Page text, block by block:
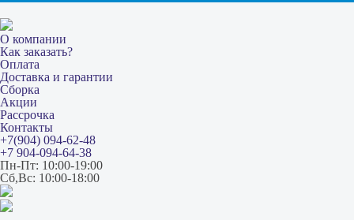
О компании
Как заказать?
Оплата
Доставка и гарантии
Сборка
Акции
Рассрочка
Контакты
+7(904) 094-62-48
+7 904-094-64-38
Пн-Пт: 10:00-19:00
Сб,Вс: 10:00-18:00